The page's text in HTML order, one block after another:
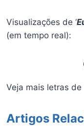
Visualizações de ‘
(em tempo real):
Veja mais letras
Artigos